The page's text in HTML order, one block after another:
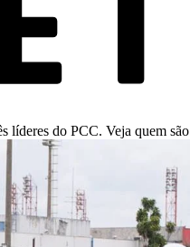
líderes do PCC. Veja quem são